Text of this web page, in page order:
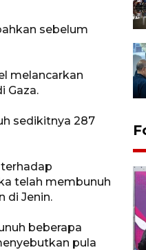
sebelum
melancarkan
Gaza.
sedikitnya 287
telah membunuh
di Jenin.
beberapa
pula